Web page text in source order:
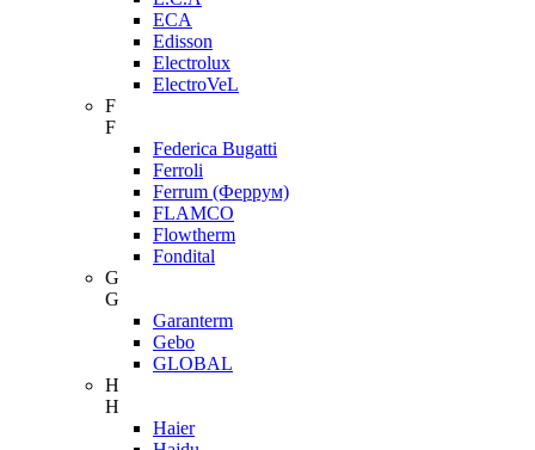
ECA
Edisson
Electrolux
ElectroVeL
F
F
Federica Bugatti
Ferroli
Ferrum (Феррум)
FLAMCO
Flowtherm
Fondital
G
G
Garanterm
Gebo
GLOBAL
H
H
Haier